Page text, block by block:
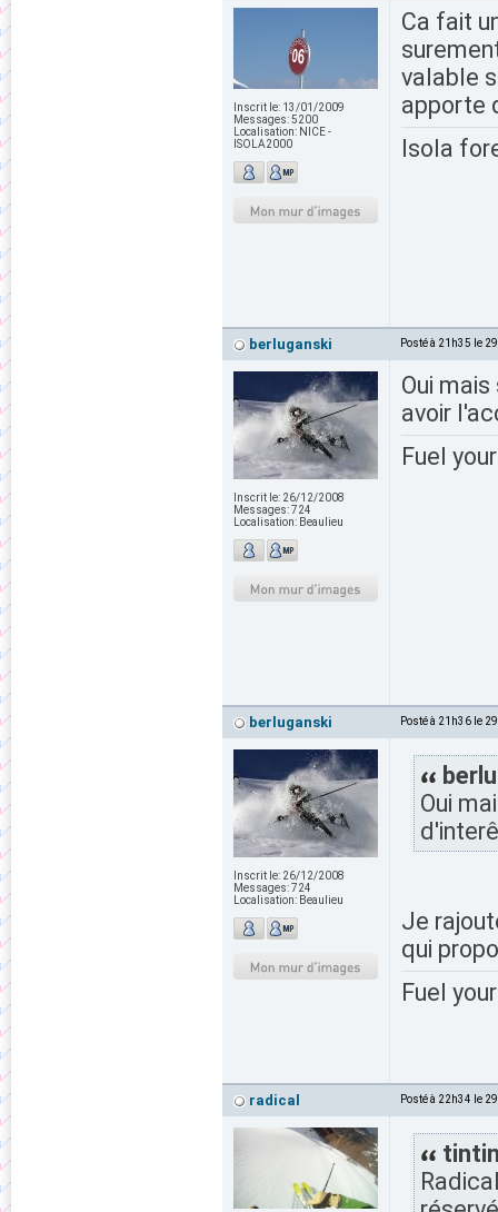
Inscrit le: 13/01/2009
Messages:5200
Localisation: NICE -
ISOLA2000
Ca fait
valable
apporte
Isola
berluganski Posté à 21h35 le
Inscrit le: 26/12/2008
Messages:724
Localisation: Beaulieu
Oui
avoir
Fuel
berluganski Posté à 21h36 le
Inscrit le: 26/12/2008
Messages:724
Localisation: Beaulieu
Oui
Je
qui
Fuel
radical Posté à 22h34 le